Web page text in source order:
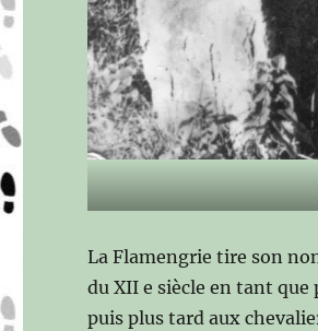
La Flamengrie tire son
du XII e siècle en tant
puis plus tard aux